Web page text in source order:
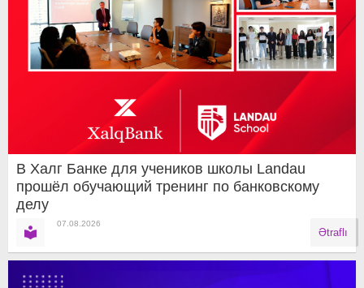
В Халг Банке для учеников школы Landau
прошёл обучающий тренинг по банковскому
делу
07.08.2026
Ətraflı